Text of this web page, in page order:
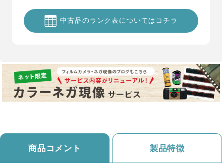
中古品のランク表についてはコチラ
商品コメント 製品特徴